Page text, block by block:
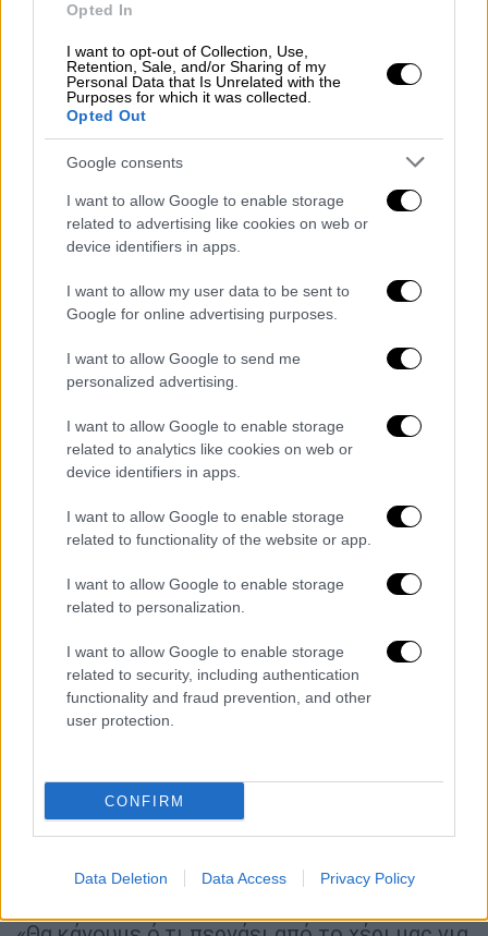
Opted In
I want to opt-out of Collection, Use,
Retention, Sale, and/or Sharing of my
Personal Data that Is Unrelated with the
Purposes for which it was collected.
Opted Out
Google consents
I want to allow Google to enable storage
related to advertising like cookies on web or
device identifiers in apps.
I want to allow my user data to be sent to
Google for online advertising purposes.
I want to allow Google to send me
personalized advertising.
I want to allow Google to enable storage
related to analytics like cookies on web or
device identifiers in apps.
I want to allow Google to enable storage
related to functionality of the website or app.
I want to allow Google to enable storage
related to personalization.
I want to allow Google to enable storage
related to security, including authentication
functionality and fraud prevention, and other
user protection.
CONFIRM
Data Deletion Data Access Privacy Policy
για τα οποία οι επιζώντες της σεξουαλικής
δικαιοσύνης μας».
Οι κατηγορίες κατά του 72χρονου Γουάινστιν
ξεκίνησαν το 2017 και πυροδότησαν το
κίνημα #MeToo, το οποίο αποκάλυψε τη
σεξουαλική κακοποίηση στα υψηλότερα
επίπεδα της κινηματογραφικής βιομηχανίας
του Χόλιγουντ και όχι μόνο.
Αντιμετώπισε δύο δίκες:
Στη Νέα Υόρκη, φυλακίστηκε για 23
χρόνια το 2020 γιασεξουαλική επίθεση
σε πρώην βοηθό παραγωγής το 2006 και
για βιασμό μιας επίδοξης ηθοποιού το
2013.
Πέρυσι καταδικάστηκε στην Καλιφόρνια
σε 16 χρόνια για τονβιασμό
ενός
μοντέλου και ηθοποιού σε ξενοδοχείο
του Μπέβερλι Χιλς το 2013. Αυτή η
καταδίκη δεν επηρεάζεται από την
Ο Γουάινστιν αντιμετωπίζει επίσης δύο
κατηγορίες για άσεμνη επίθεση στο
Ηνωμένο Βασίλειο.
Μανχάταν, Alvin Bragg, του οποίου ο
προκάτοχος Cyrus Vance ανέλαβε την
τον Γουάινστιν στη Νέα Υόρκη.